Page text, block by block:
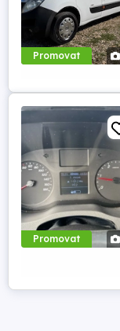
Promovat
Promovat